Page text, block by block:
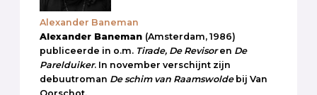
Alexander Baneman
Alexander Baneman (Amsterdam, 1986)
publiceerde in o.m. Tirade, De Revisoren De
Parelduiker. In november verschijnt zijn
debuutroman De schim van Raamswolde bij Van